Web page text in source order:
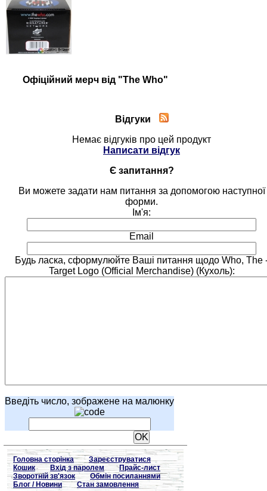
Офіційний мерч від "The Who"
Відгуки
Немає відгуків про цей продукт
Написати відгук
Є запитання?
Ви можете задати нам питання за допомогою наступної
форми.
Ім'я:
Email
Будь ласка, сформулюйте Ваші питання щодо Who, The
Target Logo (Official Merchandise) (Кухоль):
Введіть число, зображене на малюнку
Головна сторінка
Зареєструватися
Кошик
Вхід з паролем
Прайс-лист
Зворотній зв'язок
Обмін посиланнями
Блог / Новини
Стан замовлення